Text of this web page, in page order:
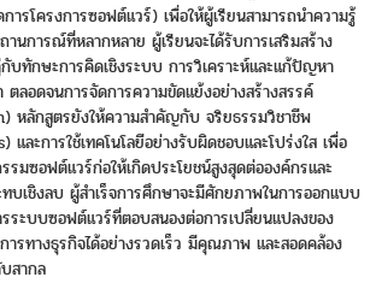
รโครงการซอฟต์แวร์) เพื่อให้ผู้เรียนสามารถนำความรู้
านการณ์ที่หลากหลาย ผู้เรียนจะได้รับการเสริมสร้าง
บทักษะการคิดเชิงระบบ การวิเคราะห์และแก้ปัญหา
ตลอดจนการจัดการความขัดแย้งอย่างสร้างสรรค์
ลักสูตรยังให้ความสำคัญกับ จริยธรรมวิชาชีพ
ละการใช้เทคโนโลยีอย่างรับผิดชอบและโปร่งใส เพื่อ
รมซอฟต์แวร์ก่อให้เกิดประโยชน์สูงสุดต่อองค์กรและ
บเชิงลบ ผู้สำเร็จการศึกษาจะมีศักยภาพในการออกแบบ
ระบบซอฟต์แวร์ที่ตอบสนองต่อการเปลี่ยนแปลงของ
ารทางธุรกิจได้อย่างรวดเร็ว มีคุณภาพ และสอดคล้อง
สากล